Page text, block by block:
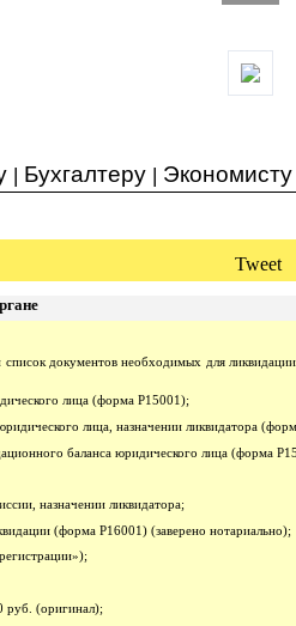
| Бухгалтеру | Экономисту
Tweet
документов необходимых для
лица (форма Р15001);
лица, назначении ликвидатора
баланса юридического лица (форма
назначении ликвидатора;
(форма Р16001) (заверено нотариально);
руб. (оригинал);